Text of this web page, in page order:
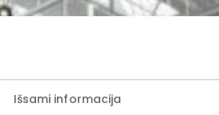
Išsami informacija